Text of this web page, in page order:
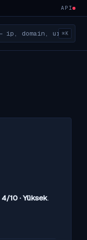
API
⌘K
4/10 · Yüksek.